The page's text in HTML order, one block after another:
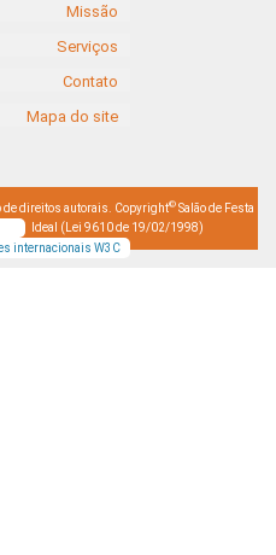
Missão
Serviços
Contato
Mapa do site
de direitos autorais. Copyright© Salão de Festa
Ideal (Lei 9610 de 19/02/1998)